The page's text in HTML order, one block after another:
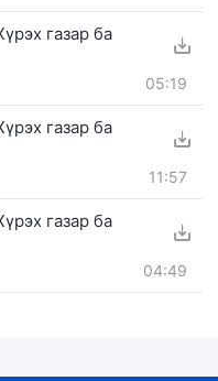
газар ба
05:19
газар ба
11:57
газар ба
04:49